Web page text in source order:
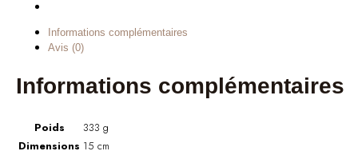
Informations complémentaires
Avis (0)
Informations complémentaires
Poids
333 g
Dimensions 15 cm